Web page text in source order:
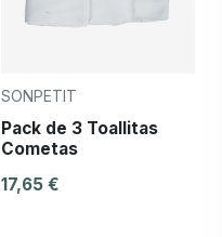
SONPETIT
Pack de 3 Toallitas
Cometas
17,65 €